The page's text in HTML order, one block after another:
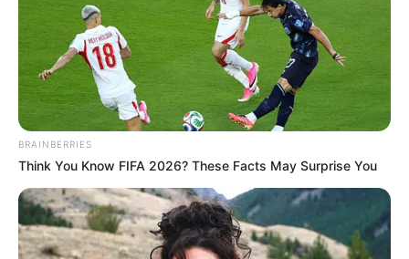
Naturwissenschaftliche Phänomene und
mathematische Zusammenhänge werden durch das
Experimentieren lebendig und spontan verständlich.
Was kann man tun? Vielleicht erst mal kurz im
Fakirbett auf über 100 Nagelspitzen entspannen.
Danach auf der singenden Eisenplatte Töne in den
Sand malen oder lieber sich selbst in eine
gigantische Seifenblase verfrachten und schauen,
Kino erleben: Eine spannende Expedition ins
Begehbare Auge bringt grundlegende Einsichten in
die Physik des Sehens. Das alles und noch viel
BRAINBERRIES
Think You Know FIFA 2026? These Facts May Surprise You